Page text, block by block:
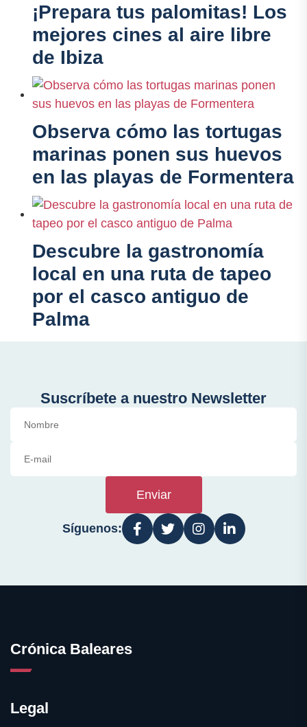
¡Prepara tus palomitas! Los
mejores cines al aire libre
de Ibiza
Observa cómo las tortugas
marinas ponen sus huevos
en las playas de Formentera
Descubre la gastronomía
local en una ruta de tapeo
por el casco antiguo de
Palma
Suscríbete a nuestro Newsletter
Enviar
Síguenos:
Crónica Baleares
Legal